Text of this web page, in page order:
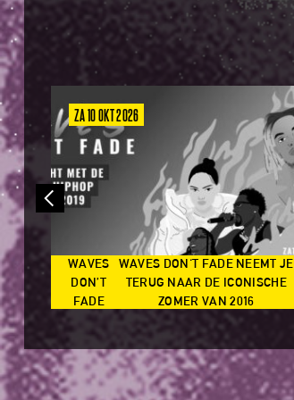
ZA 10 OKT 2026
WAVES
DON’T
FADE
WAVES DON'T FADE NEEMT JE
TERUG NAAR DE ICONISCHE
ZOMER VAN 2016